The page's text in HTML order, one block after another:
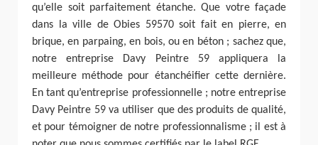
qu’elle soit parfaitement étanche. Que votre façade
dans la ville de Obies 59570 soit fait en pierre, en
brique, en parpaing, en bois, ou en béton ; sachez que,
notre entreprise Davy Peintre 59 appliquera la
meilleure méthode pour étanchéifier cette dernière.
En tant qu’entreprise professionnelle ; notre entreprise
Davy Peintre 59 va utiliser que des produits de qualité,
et pour témoigner de notre professionnalisme ; il est à